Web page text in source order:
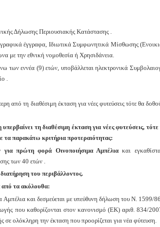
Δήλωσης Περιουσιακής Κατάστασης .
έγγραφα, Ιδιωτικά Συμφωνητικά Μίσθωσης
με την εθνική νομοθεσία ή Χρησιδάνεια.
των εννέα (9) ετών, υποβάλλεται ηλεκτρονικά
.
από τη διαθέσιμη έκταση για νέες φυτεύσεις τότε θα
τη διαθέσιμη έκταση για νέες φυτεύσεις,
τα παρακάτω κριτήρια προτεραιότητας:
πρώτη φορά Οινοποιήσιμα Αμπέλιακαι
των 40 ετών .
του περιβάλλοντος.
από τα ακόλουθα:
και δεσμεύεται με υπεύθυνη δήλωση του Ν. 1599/
που καθορίζονται στον κανονισμό (ΕΚ) αριθ. 834/
ολόκληρη την έκταση που προορίζεται για νέα φύτευση.